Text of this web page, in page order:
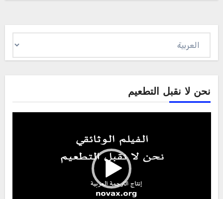
نحن لا نقبل التطعيم